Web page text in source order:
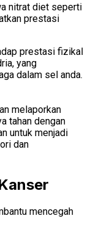
nitrat diet seperti
prestasi
prestasi fizikal
yang
dalam sel anda.
melaporkan
tahan dengan
untuk menjadi
dan
mencegah